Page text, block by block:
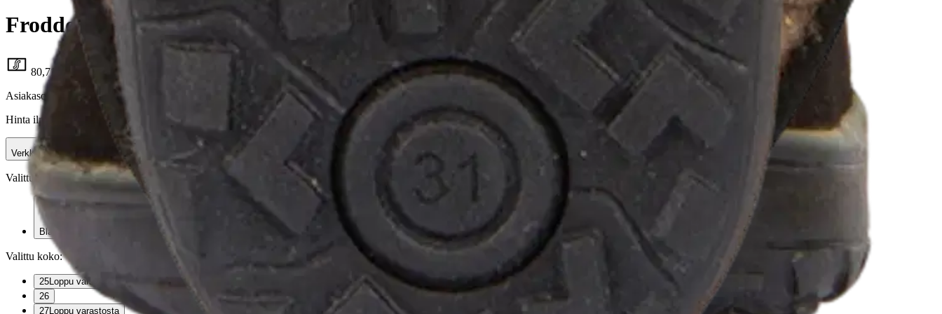
Froddo lasten talvipaljasjalkakenkä UP Tex Snow Wool
80,71 €
Asiakasomistajahinta
Hinta ilman S-Etukorttia:
Verkkokaupan hinta
Valittu väri: Black
Black
Valittu koko:Valitse koko
25Loppu varastosta
26
27Loppu varastosta